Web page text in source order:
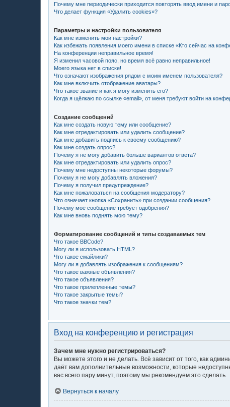
Почему мне периодически приходится повторять ввод имени и
Что делает функция «Удалить cookies»?
Параметры и настройки пользователя
Как мне изменить мои настройки?
Как избежать появления моего имени в списке «Кто сейчас на
На конференции неправильное время!
Я изменил часовой пояс, но время всё равно неправильное!
Моего языка нет в списке!
Что означают изображения рядом с моим именем пользователя?
Как мне включить отображение аватары?
Что такое звание и как я могу изменить его?
Когда я щёлкаю по ссылке «email», от меня требуют войти на
Создание сообщений
Как мне создать новую тему или сообщение?
Как мне отредактировать или удалить сообщение?
Как мне добавить подпись к своему сообщению?
Как мне создать опрос?
Почему я не могу добавить больше вариантов ответа?
Как мне отредактировать или удалить опрос?
Почему мне недоступны некоторые форумы?
Почему я не могу добавлять вложения?
Почему я получил предупреждение?
Как мне пожаловаться на сообщения модератору?
Что означает кнопка «Сохранить» при создании сообщения?
Почему моё сообщение требует одобрения?
Как мне вновь поднять мою тему?
Форматирование сообщений и типы создаваемых тем
Что такое BBCode?
Могу ли я использовать HTML?
Что такое смайлики?
Могу ли я добавлять изображения к сообщениям?
Что такое важные объявления?
Что такое объявления?
Что такое прилепленные темы?
Что такое закрытые темы?
Что такое значки тем?
Вход на конференцию и регистрация
Зачем мне нужно регистрироваться?
Вы можете этого и не делать. Всё зависит от того, как
даёт вам дополнительные возможности, которые
вас всего пару минут, поэтому мы рекомендуем это сделать.
Вернуться к началу